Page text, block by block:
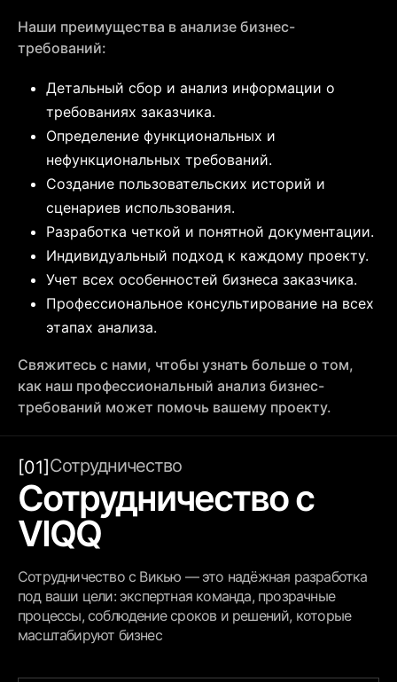
Наши преимущества в анализе бизнес-
требований:
Детальный сбор и анализ информации о
требованиях заказчика.
Определение функциональных и
нефункциональных требований.
Создание пользовательских историй и
сценариев использования.
Разработка четкой и понятной документации.
Индивидуальный подход к каждому проекту.
Учет всех особенностей бизнеса заказчика.
Профессиональное консультирование на всех
этапах анализа.
Свяжитесь с нами, чтобы узнать больше о том,
как наш профессиональный анализ бизнес-
требований может помочь вашему проекту.
[01] Сотрудничество
Сотрудничество с
VIQQ
Сотрудничество с Викью — это надёжная разработка
под ваши цели: экспертная команда, прозрачные
процессы, соблюдение сроков и решений, которые
масштабируют бизнес